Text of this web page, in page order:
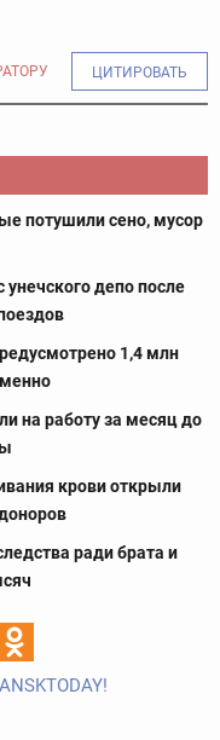
ЦИТИРОВАТЬ
потушили сено, мусор
депо после
1,4 млн
на работу за месяц до
крови открыли
ради брата и